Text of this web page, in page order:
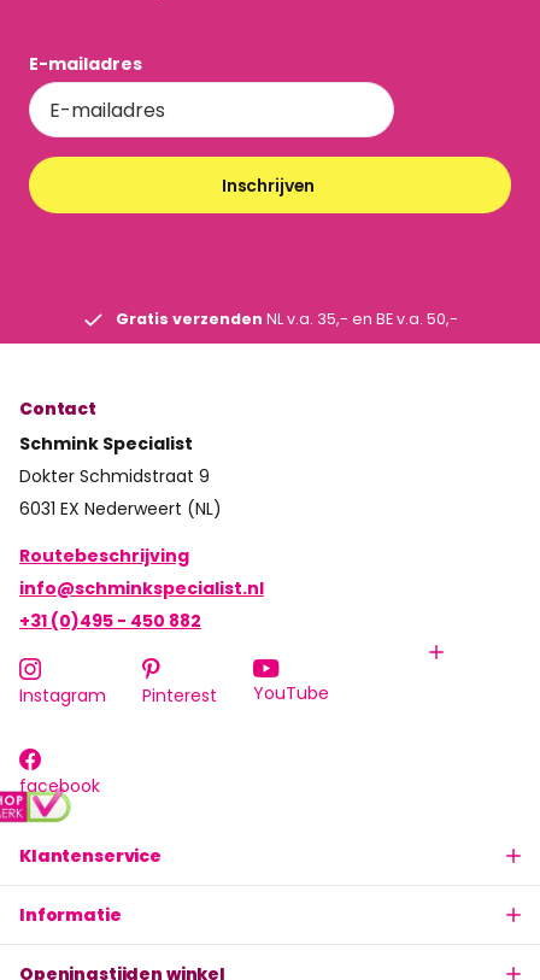
E-mailadres
Inschrijven
Gratis verzenden NL v.a. 35,- en BE v.a. 50,-
Klantenservice
Informatie
Openingstijden winkel
Contact
Schmink Specialist
Dokter Schmidstraat 9
6031 EX Nederweert (NL)
Routebeschrijving
info@schminkspecialist.nl
+31 (0)495 - 450 882
Instagram Pinterest YouTube
facebook